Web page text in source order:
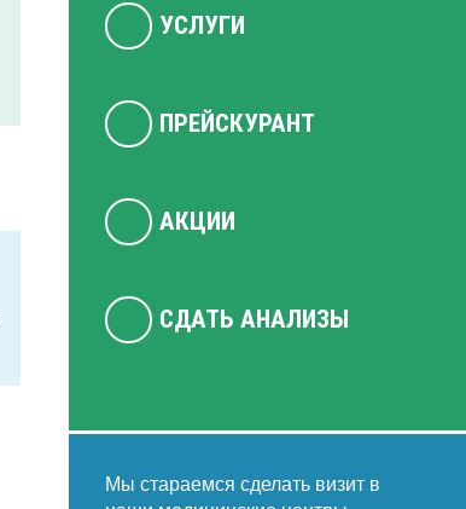
УСЛУГИ
ПРЕЙСКУРАНТ
АКЦИИ
СДАТЬ АНАЛИЗЫ
Мы стараемся сделать визит в